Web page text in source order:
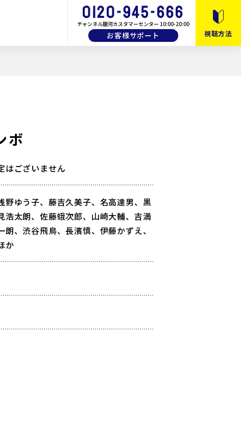
チャンネル銀河カスタマーセンター 10:00-20:00
お客様サポート 視聴方法
ボ
はございません
野ゆう子、藤吉久美子、名高達男、黒
浩太朗、佐藤蛾次郎、山崎大輔、吉満
朗、渋谷飛鳥、長濱慎、伊藤かずえ、
か